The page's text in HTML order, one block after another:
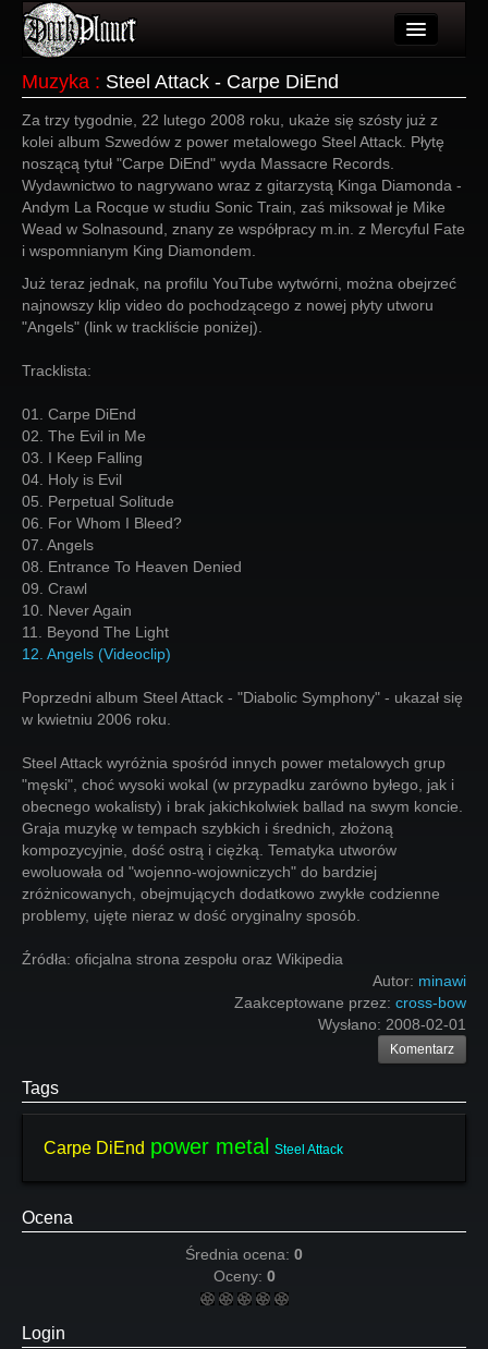
Wydarzenia
Galeria
Forum
Więcej
Login
Muzyka : Steel Attack - Carpe DiEnd
Za trzy tygodnie, 22 lutego 2008 roku, ukaże się szósty już z
kolei album Szwedów z power metalowego Steel Attack. Płytę
noszącą tytuł "Carpe DiEnd" wyda Massacre Records.
Wydawnictwo to nagrywano wraz z gitarzystą Kinga Diamonda -
Andym La Rocque w studiu Sonic Train, zaś miksował je Mike
Wead w Solnasound, znany ze współpracy m.in. z Mercyful Fate
i wspomnianym King Diamondem.
Już teraz jednak, na profilu YouTube wytwórni, można obejrzeć
najnowszy klip video do pochodzącego z nowej płyty utworu
"Angels" (link w trackliście poniżej).
Tracklista:
01. Carpe DiEnd
02. The Evil in Me
03. I Keep Falling
04. Holy is Evil
05. Perpetual Solitude
06. For Whom I Bleed?
07. Angels
08. Entrance To Heaven Denied
09. Crawl
10. Never Again
11. Beyond The Light
12. Angels (Videoclip)
Poprzedni album Steel Attack - "Diabolic Symphony" - ukazał się
w kwietniu 2006 roku.
Steel Attack wyróżnia spośród innych power metalowych grup
"męski", choć wysoki wokal (w przypadku zarówno byłego, jak i
obecnego wokalisty) i brak jakichkolwiek ballad na swym koncie.
Graja muzykę w tempach szybkich i średnich, złożoną
kompozycyjnie, dość ostrą i ciężką. Tematyka utworów
ewoluowała od "wojenno-wojowniczych" do bardziej
zróżnicowanych, obejmujących dodatkowo zwykłe codzienne
problemy, ujęte nieraz w dość oryginalny sposób.
Źródła: oficjalna strona zespołu oraz Wikipedia
Autor: minawi
Zaakceptowane przez: cross-bow
Wysłano: 2008-02-01
Komentarz
Tags
Carpe DiEnd power metal Steel Attack
Ocena
Średnia ocena: 0
Oceny: 0
Login